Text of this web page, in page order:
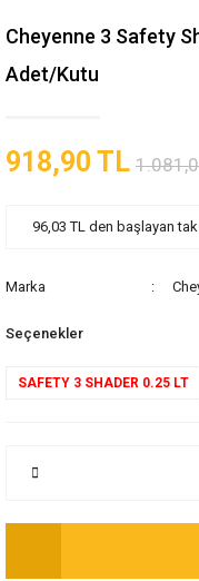
Cheyenne 3 Safety
Adet/Kutu
918,90 TL
96,03 TL den başlayan
Marka
Seçenekler
SAFETY 3 SHADER 0.25 LT